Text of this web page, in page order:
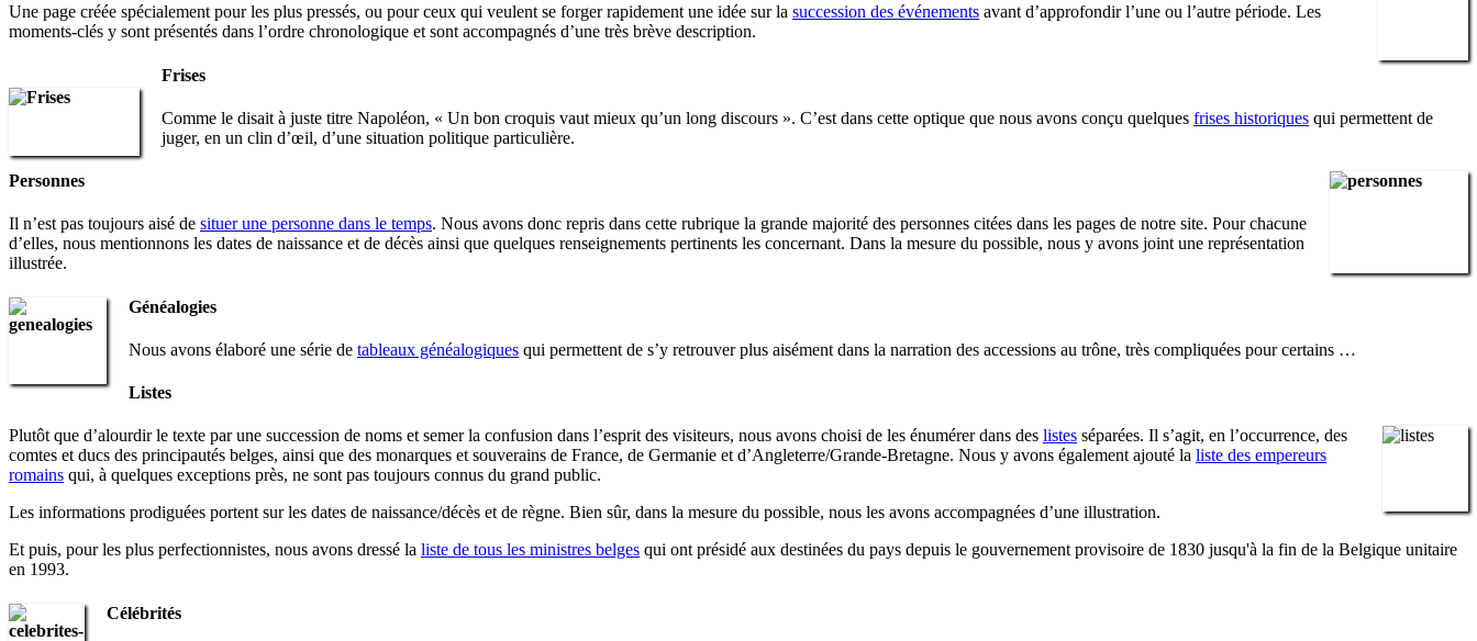
Une page créée spécialement pour les plus pressés, ou pour ceux qui veulent se forger rapidement une idée sur la succession des événements avant d’approfondir l’une ou l’autre période. Les
moments-clés y sont présentés dans l’ordre chronologique et sont accompagnés d’une très brève description.
Frises
Comme le disait à juste titre Napoléon, « Un bon croquis vaut mieux qu’un long discours ». C’est dans cette optique que nous avons conçu quelques frises historiques qui permettent de
juger, en un clin d’œil, d’une situation politique particulière.
Personnes
Il n’est pas toujours aisé de situer une personne dans le temps. Nous avons donc repris dans cette rubrique la grande majorité des personnes citées dans les pages de notre site. Pour chacune
d’elles, nous mentionnons les dates de naissance et de décès ainsi que quelques renseignements pertinents les concernant. Dans la mesure du possible, nous y avons joint une représentation
illustrée.
Généalogies
Nous avons élaboré une série de tableaux généalogiques qui permettent de s’y retrouver plus aisément dans la narration des accessions au trône, très compliquées pour certains …
Listes
Plutôt que d’alourdir le texte par une succession de noms et semer la confusion dans l’esprit des visiteurs, nous avons choisi de les énumérer dans des listes séparées. Il s’agit, en l’occurrence, des
comtes et ducs des principautés belges, ainsi que des monarques et souverains de France, de Germanie et d’Angleterre/Grande-Bretagne. Nous y avons également ajouté la liste des empereurs
romains qui, à quelques exceptions près, ne sont pas toujours connus du grand public.
Les informations prodiguées portent sur les dates de naissance/décès et de règne. Bien sûr, dans la mesure du possible, nous les avons accompagnées d’une illustration.
Et puis, pour les plus perfectionnistes, nous avons dressé la liste de tous les ministres belges qui ont présidé aux destinées du pays depuis le gouvernement provisoire de 1830 jusqu'à la fin de la Belgique unitaire
en 1993.
Célébrités